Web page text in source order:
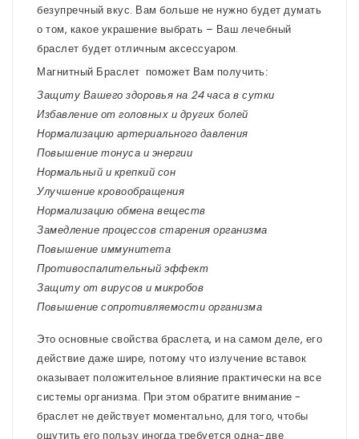
безупречный вкус. Вам больше не нужно будет думать
о том, какое украшение выбрать – Ваш лечебный
браслет будет отличным аксессуаром.
Магнитный Браслет поможет Вам получить:
Защиту Вашего здоровья на 24 часа в сутки
Избавление от головных и других болей
Нормализацию артериального давления
Повышение тонуса и энергии
Нормальный и крепкий сон
Улучшение кровообращения
Нормализацию обмена веществ
Замедление процессов старения организма
Повышение иммунитета
Противоспалительный эффект
Защиту от вирусов и микробов
Повышение сопротивляемости организма
Это основные свойства браслета, и на самом деле, его
действие даже шире, потому что излучение вставок
оказывает положительное влияние практически на все
системы организма. При этом обратите внимание -
браслет не действует моментально, для того, чтобы
ощутить его пользу иногда требуется одна-две